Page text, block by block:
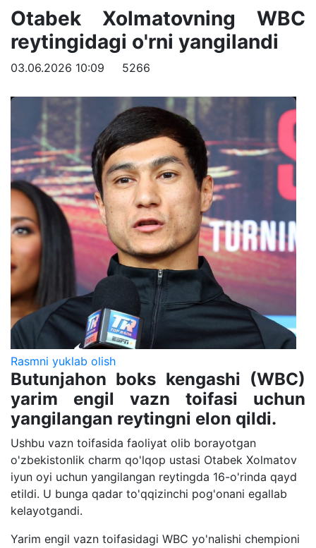
Otabek Xolmatovning WBC
reytingidagi o'rni yangilandi
03.06.2026 10:09 5266
Rasmni yuklab olish
Butunjahon boks kengashi (WBC)
yarim engil vazn toifasi uchun
yangilangan reytingni elon qildi.
Ushbu vazn toifasida faoliyat olib borayotgan
o'zbekistonlik charm qo'lqop ustasi Otabek Xolmatov
iyun oyi uchun yangilangan reytingda 16-o'rinda qayd
etildi. U bunga qadar to'qqizinchi pog'onani egallab
kelayotgandi.
Yarim engil vazn toifasidagi WBC yo'nalishi chempioni